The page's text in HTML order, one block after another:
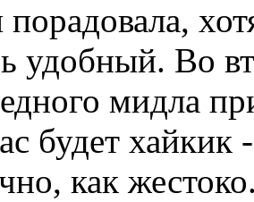
порадовала,
удобный. Во
мидла
будет хайкик
как